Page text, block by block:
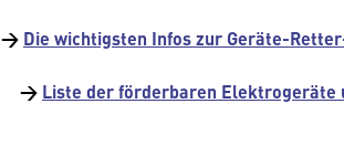
→ Die wichtigsten Infos zur Geräte-
→ Liste der förderbaren Elektrogeräte